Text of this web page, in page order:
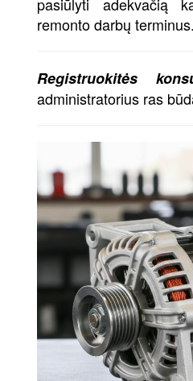
remonto darbų terminus.
Registruokitės
administratorius ras